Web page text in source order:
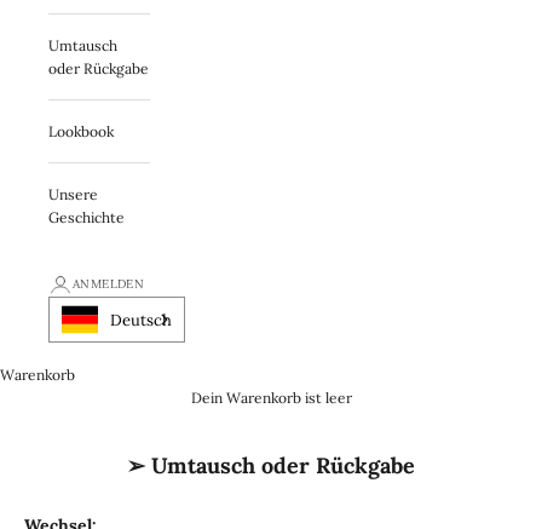
Umtausch
oder Rückgabe
Lookbook
Unsere
Geschichte
ANMELDEN
Deutsch
Warenkorb
Dein Warenkorb ist leer
➢ Umtausch oder Rückgabe